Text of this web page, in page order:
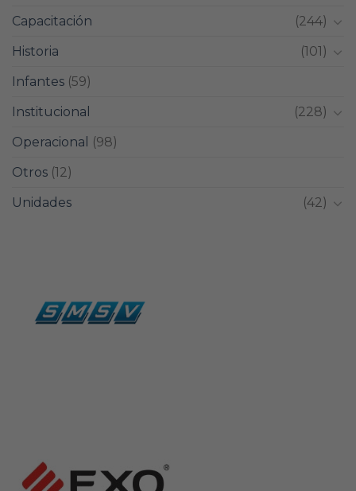
Capacitación
(244)
Historia
(101)
Infantes (59)
Institucional
(228)
Operacional
(98)
Otros (12)
Unidades
(42)